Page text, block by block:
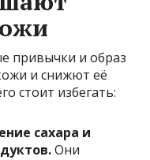
привычки и образ
и снижют её
стоит избегать:
сахара и
Они